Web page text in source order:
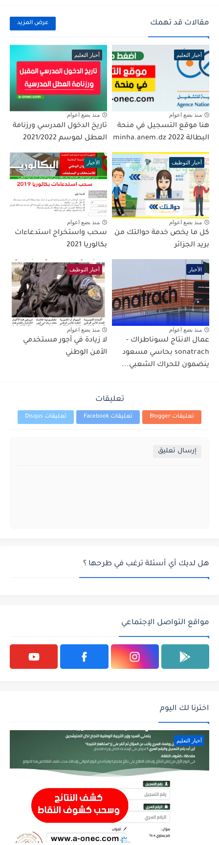
مقالات قد تهمك عرض المزيد
أخبار التعليم
منذ بضع اعوام
هنا موقع التسجيل في منحة
البطالة 2022 minha.anem.dz
أخبار التعليم
منذ بضع اعوام
تاريخ الدخول المدرسي ورزنامة
العطل لموسم 2021/2022
أخبار التوظيف
منذ بضع اعوام
كل ما يخص خدمة حوالتك من
بريد الجزائر
الأخبار
منذ بضع اعوام
سحب واستخراج استدعاءات
بكالوريا 2021
الأخبار
منذ بضع اعوام
عمال الانتاج لسوناطراك -
sonatrach بحاسي مسعود
ينضمون للحراك الشعبي...
أخبار التوظيف
منذ بضع اعوام
لا زيادة في أجور مستخدمي
الأمن الوطني
تعليقات
تعليقات Blogger تعليقات Facebook تعليقات Disqus
إرسال تعليق
هل لديك أي أسئلة ترغب في طرحها ؟
مواقع التواصل الإجتماعي
اخترنا لك اليوم
أخبار التعليم